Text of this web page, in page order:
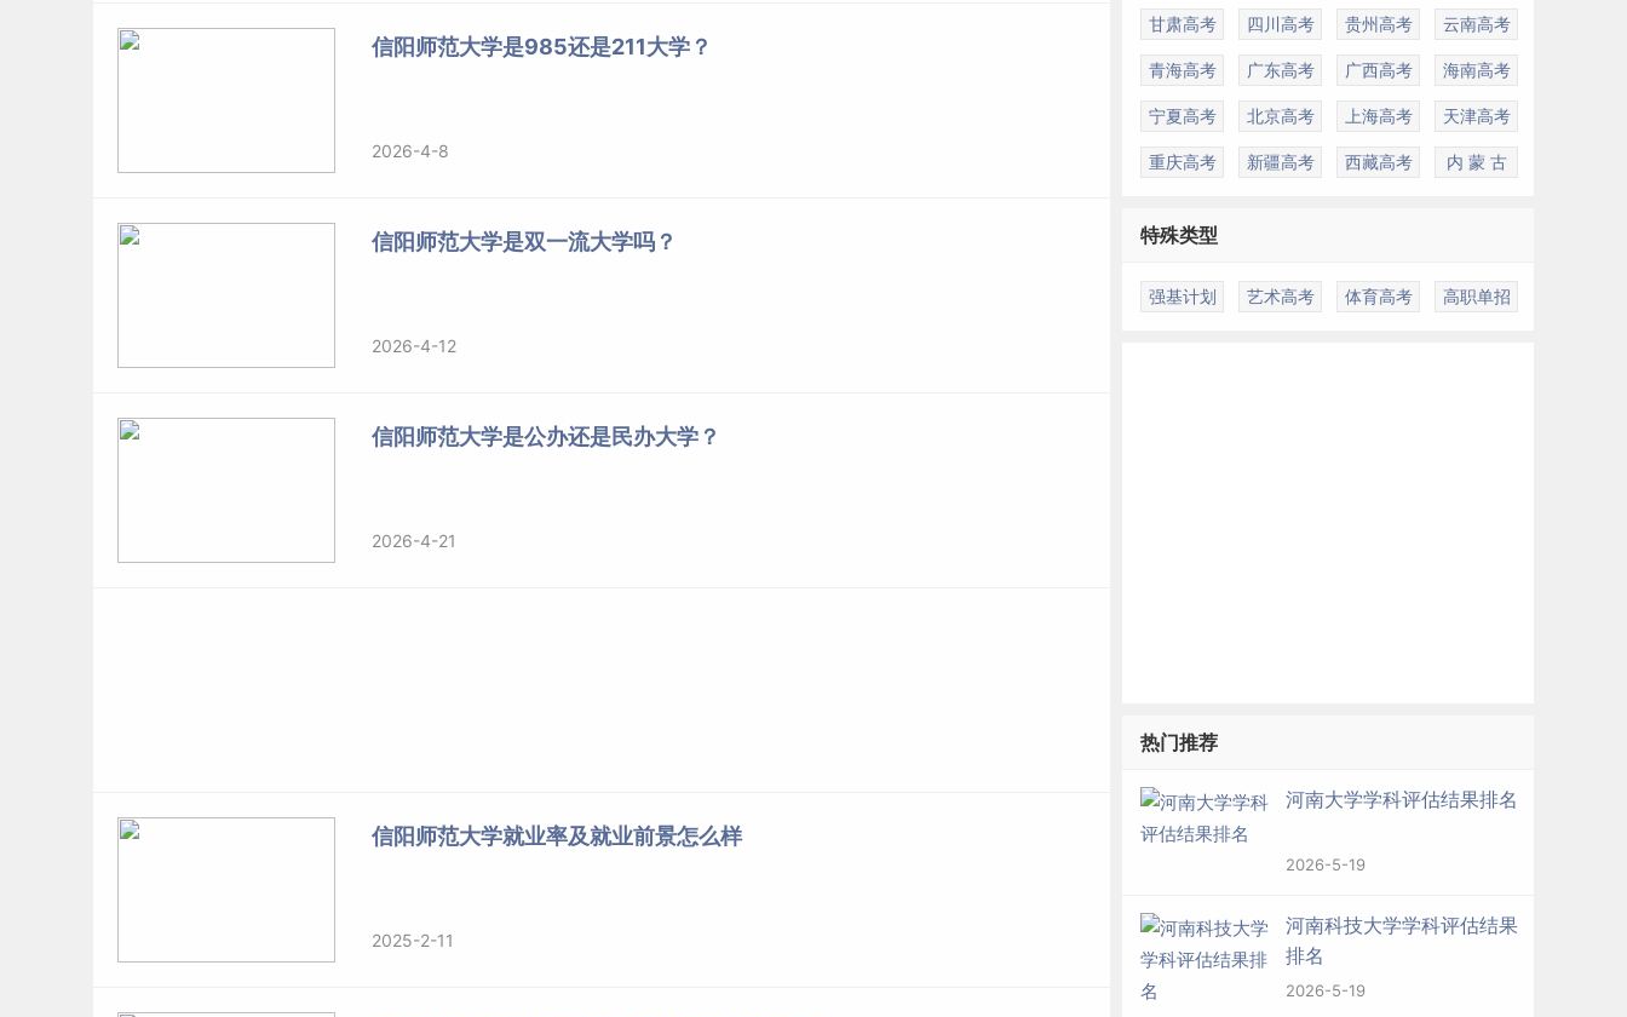
信阳师范大学是985还是211大学？
2026-4-8
信阳师范大学是双一流大学吗？
2026-4-12
信阳师范大学是公办还是民办大学？
2026-4-21
信阳师范大学就业率及就业前景怎么样
2025-2-11
甘肃高考 四川高考 贵州高考 云南高考
青海高考 广东高考 广西高考 海南高考
宁夏高考 北京高考 上海高考 天津高考
重庆高考 新疆高考 西藏高考 内 蒙 古
特殊类型
强基计划 艺术高考 体育高考 高职单招
热门推荐
河南大学学科评估结果排名
2026-5-19
河南科技大学学科评估结果
排名
2026-5-19